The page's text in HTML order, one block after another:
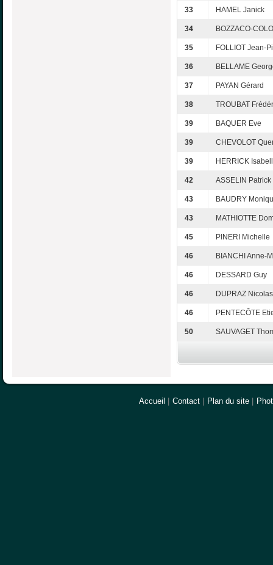
33 HAMEL Janick
34 BOZZACO-
35 FOLLIOT Jean-
36 BELLAME
37 PAYAN Gérard
38 TROUBAT
39 BAQUER Eve
39 CHEVOLOT
39 HERRICK
42 ASSELIN Patrick
43 BAUDRY
43 MATHIOTTE
45 PINERI Michelle
46 BIANCHI Anne-
46 DESSARD Guy
46 DUPRAZ Nicolas
46 PENTECÔTE
50 SAUVAGET
Accueil Contact Plan du site